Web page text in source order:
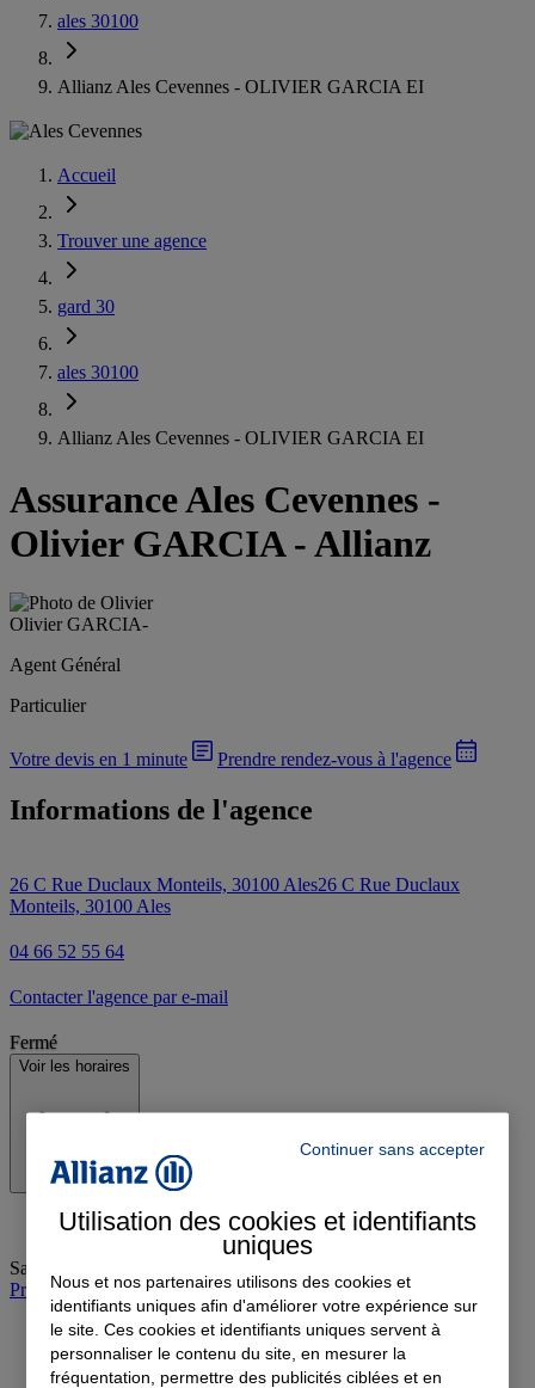
ales 30100
Allianz Ales Cevennes - OLIVIER GARCIA EI
Accueil
Trouver une agence
gard 30
ales 30100
Allianz Ales Cevennes - OLIVIER GARCIA EI
Assurance Ales Cevennes -
Olivier GARCIA - Allianz
Olivier GARCIA-
Agent Général
Particulier
Votre devis en 1 minute Prendre rendez-vous à l'agence
Informations de l'agence
26 C Rue Duclaux Monteils, 30100 Ales26 C Rue Duclaux
Monteils, 30100 Ales
04 66 52 55 64
Contacter l'agence par e-mail
Fermé
Voir les horaires
Samedi
Prendre rendez-vous à l'agence
Continuer sans accepter
Utilisation des cookies et identifiants
uniques
Nous et nos partenaires utilisons des cookies et
identifiants uniques afin d'améliorer votre expérience sur
le site. Ces cookies et identifiants uniques servent à
personnaliser le contenu du site, en mesurer la
fréquentation, permettre des publicités ciblées et en